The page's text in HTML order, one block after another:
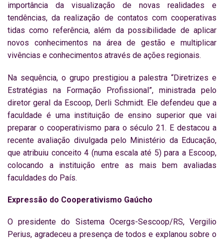
importância da visualização de novas realidades e
tendências, da realização de contatos com cooperativas
tidas como referência, além da possibilidade de aplicar
novos conhecimentos na área de gestão e multiplicar
vivências e conhecimentos através de ações regionais.
Na sequência, o grupo prestigiou a palestra “Diretrizes e
Estratégias na Formação Profissional”, ministrada pelo
diretor geral da Escoop, Derli Schmidt. Ele defendeu que a
faculdade é uma instituição de ensino superior que vai
preparar o cooperativismo para o século 21. E destacou a
recente avaliação divulgada pelo Ministério da Educação,
que atribuiu conceito 4 (numa escala até 5) para a Escoop,
colocando a instituição entre as mais bem avaliadas
faculdades do País.
Expressão do Cooperativismo Gaúcho
O presidente do Sistema Ocergs-Sescoop/RS, Vergilio
Perius, agradeceu a presença de todos e explanou sobre o